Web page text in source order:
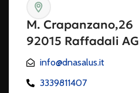
M. Crapanzano,26
92015 Raffadali AG
info@dnasalus.it
3339811407